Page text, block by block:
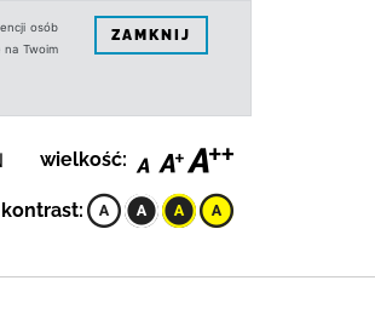
osób
na Twoim
ZAMKNIJ
wielkość:
kontrast: